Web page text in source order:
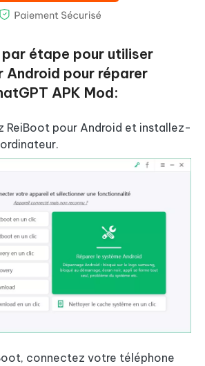
étape pour utiliser
Android pour réparer
APK Mod:
ReiBoot pour Android et installez-
connectez votre téléphone